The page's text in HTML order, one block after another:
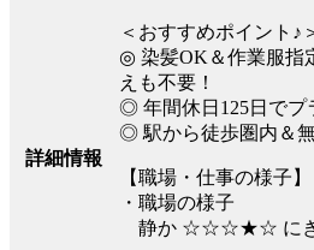
詳細情報
＜おすすめポイント♪
◎ 染髪OK＆作業服指
えも不要！
◎ 年間休日125日でプ
◎ 駅から徒歩圏内＆
【職場・仕事の様子】
・職場の様子
静か ☆☆☆★☆ に